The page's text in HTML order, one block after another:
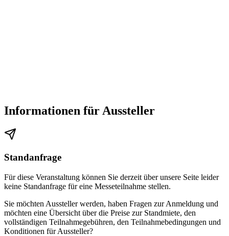
Informationen für Aussteller
Standanfrage
Für diese Veranstaltung können Sie derzeit über unsere Seite leider
keine Standanfrage für eine Messeteilnahme stellen.
Sie möchten Aussteller werden, haben Fragen zur Anmeldung und
möchten eine Übersicht über die Preise zur Standmiete, den
vollständigen Teilnahmegebühren, den Teilnahmebedingungen und
Konditionen für Aussteller?